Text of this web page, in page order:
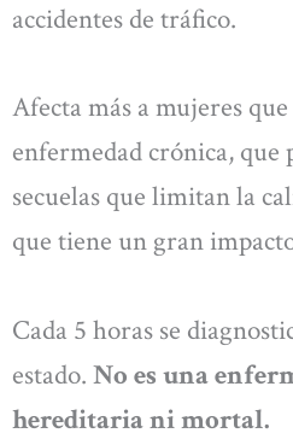
accidentes de tráfico.
Afecta más a mujeres
enfermedad crónica, que
secuelas que limitan la
que tiene un gran
Cada 5 horas se
estado. No es una
hereditaria ni mortal.